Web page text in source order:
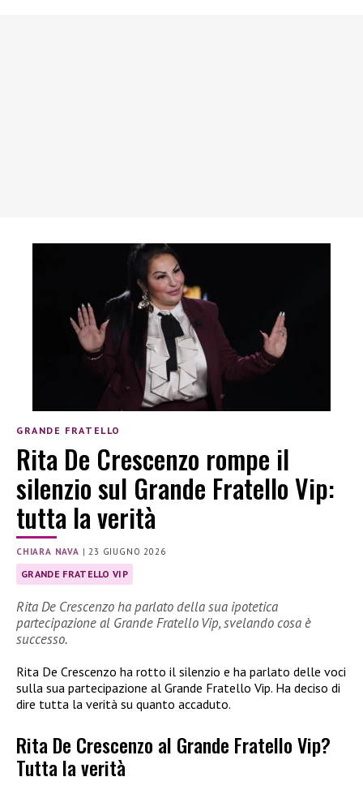
GRANDE FRATELLO
Rita De Crescenzo rompe il
silenzio sul Grande Fratello Vip:
tutta la verità
CHIARA NAVA |23 GIUGNO 2026
GRANDE FRATELLO VIP
Rita De Crescenzo ha parlato della sua ipotetica
partecipazione al Grande Fratello Vip, svelando cosa è
successo.
Rita De Crescenzo ha rotto il silenzio e ha parlato delle voci
sulla sua partecipazione al Grande Fratello Vip. Ha deciso di
dire tutta la verità su quanto accaduto.
Rita De Crescenzo al Grande Fratello Vip?
Tutta la verità